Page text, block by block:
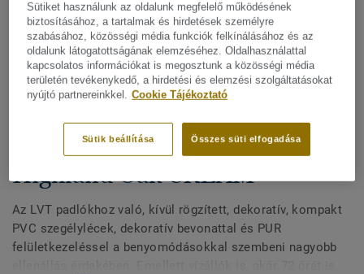
Minden dizájn megtekitése. (200)
All Accessories|Befejező munkák|Szegélylécek
Kívül rögzített, dekoratív
szegélylécek LVT padlókhoz -
Highland Oak CREAM
Az LVT padlókhoz való, kívül rögzített, dekoratív, kompakt
PVC szegélylécek, dekoratív bevonattal és PUR
felületkezeléssel a benyomódásokkal szembeni nagyobb
Sütiket használunk az oldalunk megfelelő működésének
biztosításához, a tartalmak és hirdetések személyre
szabásához, közösségi média funkciók felkínálásához és az
oldalunk látogatottságának elemzéséhez. Oldalhasználattal
kapcsolatos információkat is megosztunk a közösségi média
területén tevékenykedő, a hirdetési és elemzési szolgáltatásokat
nyújtó partnereinkkel. Cookie Tájékoztató
Összes süti elfogadása
Sütik beállítása